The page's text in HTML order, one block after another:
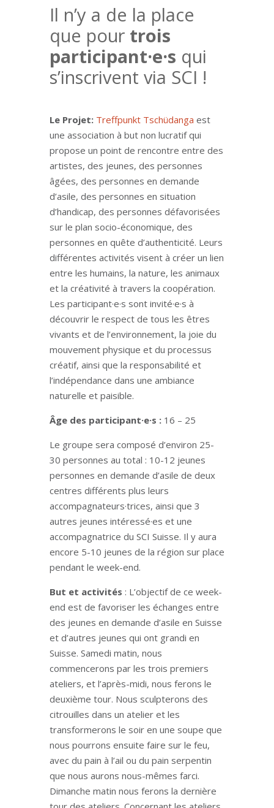
Il n’y a de la place
que pour trois
participant·e·s qui
s’inscrivent via SCI !
Le Projet: Treffpunkt Tschüdanga est
une association à but non lucratif qui
propose un point de rencontre entre des
artistes, des jeunes, des personnes
âgées, des personnes en demande
d’asile, des personnes en situation
d’handicap, des personnes défavorisées
sur le plan socio-économique, des
personnes en quête d’authenticité. Leurs
différentes activités visent à créer un lien
entre les humains, la nature, les animaux
et la créativité à travers la coopération.
Les participant·e·s sont invité·e·s à
découvrir le respect de tous les êtres
vivants et de l’environnement, la joie du
mouvement physique et du processus
créatif, ainsi que la responsabilité et
l’indépendance dans une ambiance
naturelle et paisible.
Âge des participant·e·s :16 – 25
Le groupe sera composé d’environ 25-
30 personnes au total : 10-12 jeunes
personnes en demande d’asile de deux
centres différents plus leurs
accompagnateurs·trices, ainsi que 3
autres jeunes intéressé·es et une
accompagnatrice du SCI Suisse. Il y aura
encore 5-10 jeunes de la région sur place
pendant le week-end.
But et activités : L’objectif de ce week-
end est de favoriser les échanges entre
des jeunes en demande d’asile en Suisse
et d’autres jeunes qui ont grandi en
Suisse. Samedi matin, nous
commencerons par les trois premiers
ateliers, et l’après-midi, nous ferons le
deuxième tour. Nous sculpterons des
citrouilles dans un atelier et les
transformerons le soir en une soupe que
nous pourrons ensuite faire sur le feu,
avec du pain à l’ail ou du pain serpentin
que nous aurons nous-mêmes farci.
Dimanche matin nous ferons la dernière